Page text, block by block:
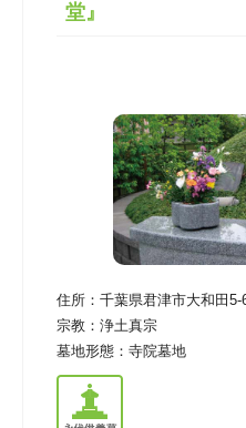
堂』
住所： 千葉県君津市大和田5-
宗教： 浄土真宗
墓地形態： 寺院墓地